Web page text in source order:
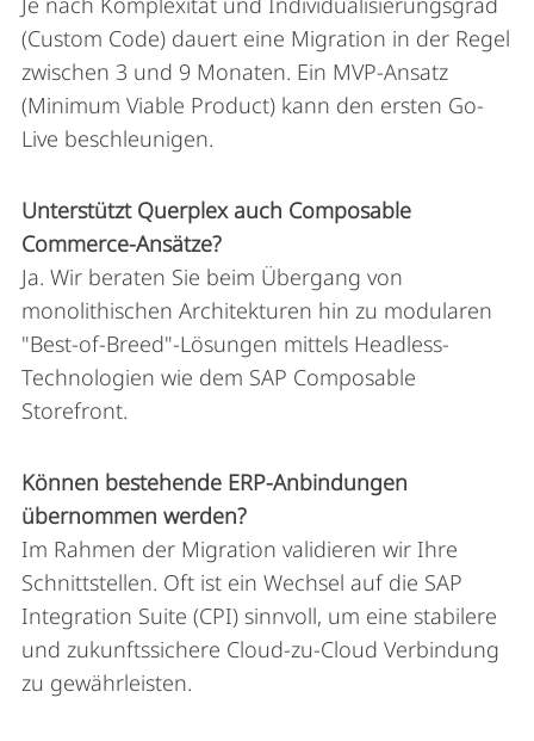
(Custom Code) dauert eine Migration in der Regel
zwischen 3 und 9 Monaten. Ein MVP-Ansatz
(Minimum Viable Product) kann den ersten Go-
Live beschleunigen.
Unterstützt Querplex auch Composable
Commerce-Ansätze?
Ja. Wir beraten Sie beim Übergang von
monolithischen Architekturen hin zu modularen
"Best-of-Breed"-Lösungen mittels Headless-
Technologien wie dem SAP Composable
Storefront.
Können bestehende ERP-Anbindungen
übernommen werden?
Im Rahmen der Migration validieren wir Ihre
Schnittstellen. Oft ist ein Wechsel auf die SAP
Integration Suite (CPI) sinnvoll, um eine stabilere
und zukunftssichere Cloud-zu-Cloud Verbindung
zu gewährleisten.